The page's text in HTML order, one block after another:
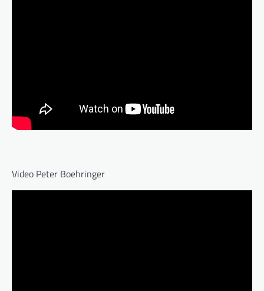
Video Peter Boehringer